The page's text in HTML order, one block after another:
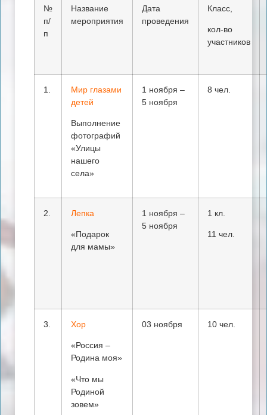
№
п/
п
Название
мероприятия
Дата
проведения
Класс,
кол-во
участников
1.
Мир глазами
детей
Выполнение
фотографий
«Улицы
нашего
села»
1 ноября –
5 ноября
8 чел.
2. Лепка
«Подарок
для мамы»
1 ноября –
5 ноября
1 кл.
11 чел.
3. Хор
«Россия –
Родина моя»
«Что мы
Родиной
зовем»
03 ноября 10 чел.